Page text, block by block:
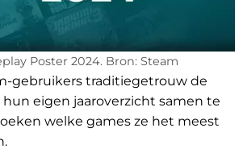
Poster 2024. Bron: Steam
gebruikers traditiegetrouw de
eigen jaaroverzicht samen te
welke games ze het meest